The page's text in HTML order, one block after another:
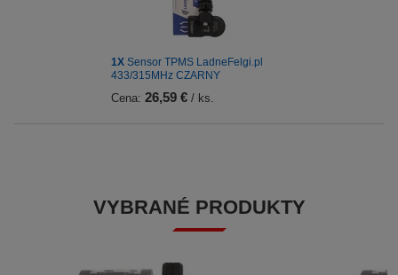
1X Sensor TPMS LadneFelgi.pl
433/315MHz CZARNY
Cena: 26,59 €/ ks.
VYBRANÉ PRODUKTY